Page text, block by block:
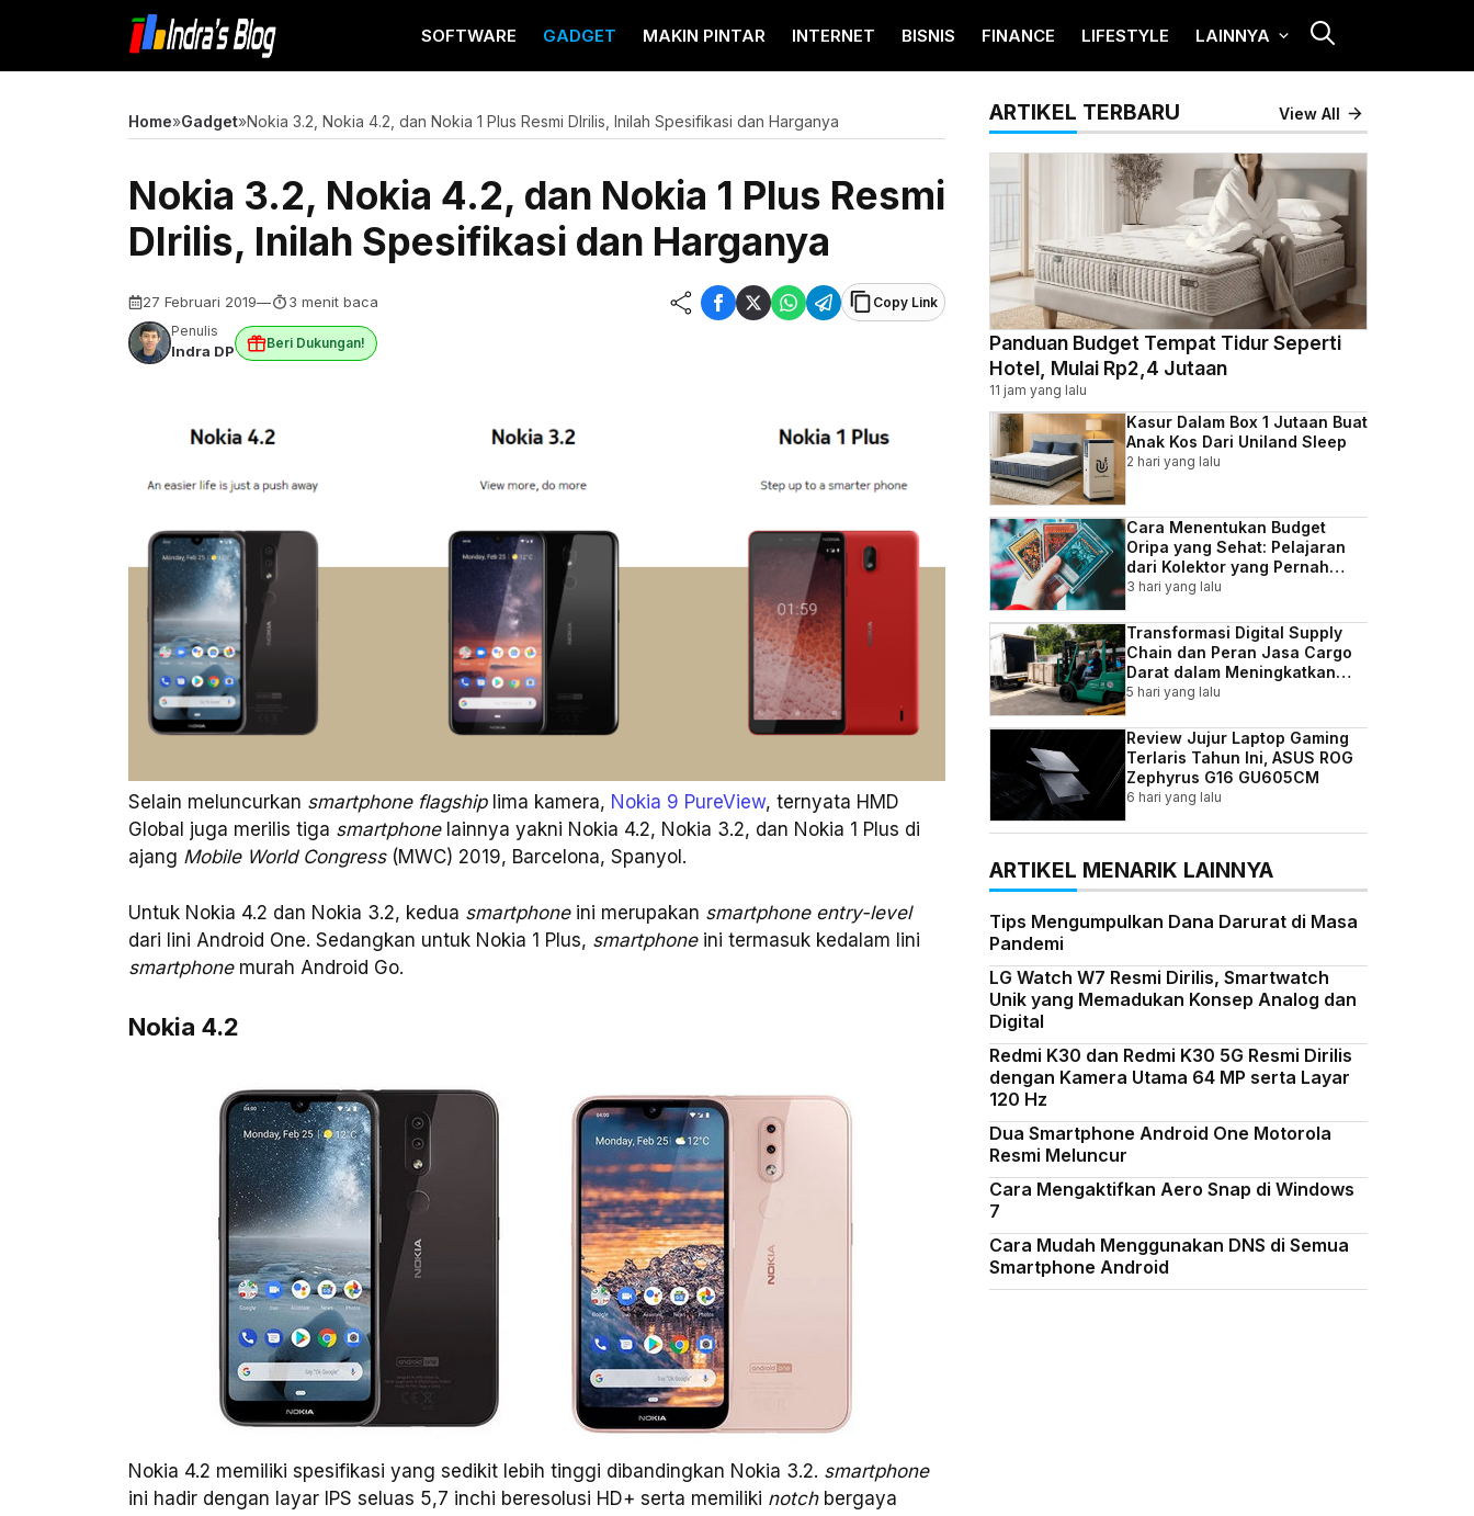
isi
SOFTWARE GADGET MAKIN PINTAR INTERNET BISNIS FINANCE LIFESTYLE LAINNYA
Home»Gadget»Nokia 3.2, Nokia 4.2, dan Nokia 1 Plus Resmi DIrilis, Inilah Spesifikasi dan Harganya
Nokia 3.2, Nokia 4.2, dan Nokia 1 Plus Resmi
DIrilis, Inilah Spesifikasi dan Harganya
27 Februari 2019— 3 menit baca
Copy Link
Penulis
Indra DP Beri Dukungan!
Selain meluncurkan smartphone flagshiplima kamera, Nokia 9 PureView, ternyata HMD
Global juga merilis tiga smartphonelainnya yakni Nokia 4.2, Nokia 3.2, dan Nokia 1 Plus di
ajang Mobile World Congress(MWC) 2019, Barcelona, Spanyol.
Untuk Nokia 4.2 dan Nokia 3.2, kedua smartphoneini merupakan smartphone entry-level
dari lini Android One. Sedangkan untuk Nokia 1 Plus, smartphoneini termasuk kedalam lini
smartphonemurah Android Go.
Nokia 4.2
Nokia 4.2 memiliki spesifikasi yang sedikit lebih tinggi dibandingkan Nokia 3.2. smartphone
ini hadir dengan layar IPS seluas 5,7 inchi beresolusi HD+ serta memiliki notchbergaya
ARTIKEL TERBARU View All
Panduan Budget Tempat Tidur Seperti
Hotel, Mulai Rp2,4 Jutaan
11 jam yang lalu
Kasur Dalam Box 1 Jutaan Buat
Anak Kos Dari Uniland Sleep
2 hari yang lalu
Cara Menentukan Budget
Oripa yang Sehat: Pelajaran
dari Kolektor yang Pernah
Kebablasan
3 hari yang lalu
Transformasi Digital Supply
Chain dan Peran Jasa Cargo
Darat dalam Meningkatkan
Efisiensi Bisnis Indonesia
5 hari yang lalu
Review Jujur Laptop Gaming
Terlaris Tahun Ini, ASUS ROG
Zephyrus G16 GU605CM
6 hari yang lalu
ARTIKEL MENARIK LAINNYA
Tips Mengumpulkan Dana Darurat di Masa
Pandemi
LG Watch W7 Resmi Dirilis, Smartwatch
Unik yang Memadukan Konsep Analog dan
Digital
Redmi K30 dan Redmi K30 5G Resmi Dirilis
dengan Kamera Utama 64 MP serta Layar
120 Hz
Dua Smartphone Android One Motorola
Resmi Meluncur
Cara Mengaktifkan Aero Snap di Windows
7
Cara Mudah Menggunakan DNS di Semua
Smartphone Android